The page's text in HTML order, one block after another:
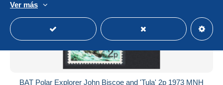
BAT Polar Explorer John Biscoe and 'Tula' 2p 1973 MNH
Ver más